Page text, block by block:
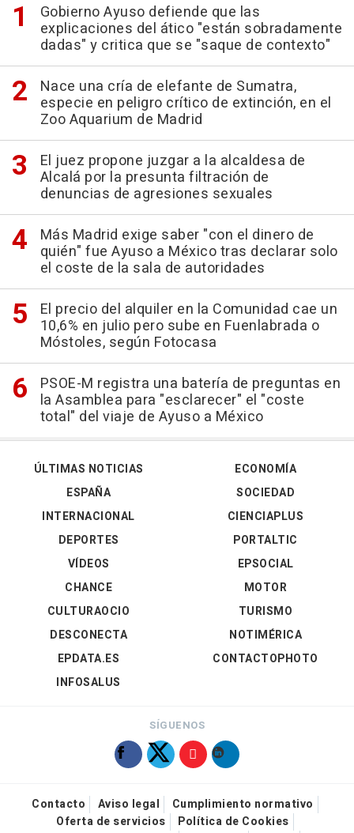
Gobierno Ayuso defiende que las
explicaciones del ático "están sobradamente
dadas" y critica que se "saque de contexto"
Nace una cría de elefante de Sumatra,
especie en peligro crítico de extinción, en el
Zoo Aquarium de Madrid
El juez propone juzgar a la alcaldesa de
Alcalá por la presunta filtración de
denuncias de agresiones sexuales
Más Madrid exige saber "con el dinero de
quién" fue Ayuso a México tras declarar solo
el coste de la sala de autoridades
El precio del alquiler en la Comunidad cae un
10,6% en julio pero sube en Fuenlabrada o
Móstoles, según Fotocasa
PSOE-M registra una batería de preguntas en
la Asamblea para "esclarecer" el "coste
total" del viaje de Ayuso a México
ÚLTIMAS NOTICIAS
ESPAÑA
INTERNACIONAL
DEPORTES
VÍDEOS
ECONOMÍA
SOCIEDAD
CIENCIAPLUS
PORTALTIC
EPSOCIAL
CHANCE
CULTURAOCIO
DESCONECTA
EPDATA.ES
INFOSALUS
MOTOR
TURISMO
NOTIMÉRICA
CONTACTOPHOTO
SÍGUENOS
Contacto Aviso legal
Cumplimiento normativo
Oferta de servicios
Política de Cookies